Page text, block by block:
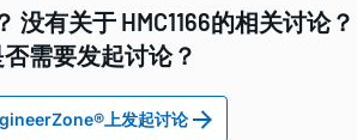
没有关于 HMC1166的相关讨论？
否需要发起讨论？
上发起讨论